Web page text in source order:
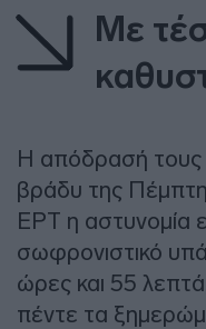
Με
Η απόδρασή τους
βράδυ της
ΕΡΤ η αστυνομία
σωφρονιστικό
ώρες και 55
πέντε τα